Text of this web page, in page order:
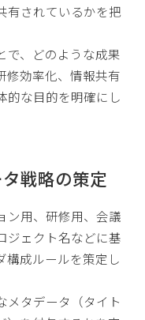
有されているかを把
で、どのような成果
修効率化、情報共有
的な目的を明確にし
戦略の策定
ン用、研修用、会議
ジェクト名などに基
構成ルールを策定し
メタデータ（タイト